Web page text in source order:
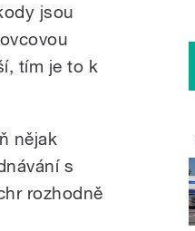
jsou
tím je to k
nějak
s
rozhodně